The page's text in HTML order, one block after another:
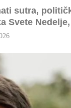
sutra,
Svete